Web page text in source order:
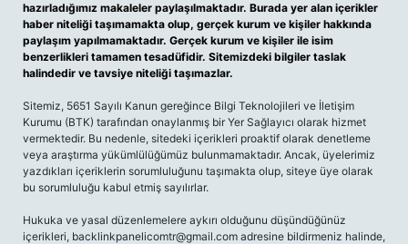
hazırladığımız makaleler paylaşılmaktadır. Burada yer alan içerikler
haber niteliği taşımamakta olup, gerçek kurum ve kişiler hakkında
paylaşım yapılmamaktadır. Gerçek kurum ve kişiler ile isim
benzerlikleri tamamen tesadüfidir. Sitemizdeki bilgiler taslak
halindedir ve tavsiye niteliği taşımazlar.
Sitemiz, 5651 Sayılı Kanun gereğince Bilgi Teknolojileri ve İletişim
Kurumu (BTK) tarafından onaylanmış bir Yer Sağlayıcı olarak hizmet
vermektedir. Bu nedenle, sitedeki içerikleri proaktif olarak denetleme
veya araştırma yükümlülüğümüz bulunmamaktadır. Ancak, üyelerimiz
yazdıkları içeriklerin sorumluluğunu taşımakta olup, siteye üye olarak
bu sorumluluğu kabul etmiş sayılırlar.
Hukuka ve yasal düzenlemelere aykırı olduğunu düşündüğünüz
içerikleri, backlinkpanelicomtr@gmail.com adresine bildirmeniz halinde,